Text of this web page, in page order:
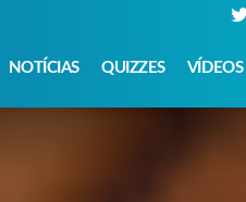
NOTÍCIAS QUIZZES VÍDEOS